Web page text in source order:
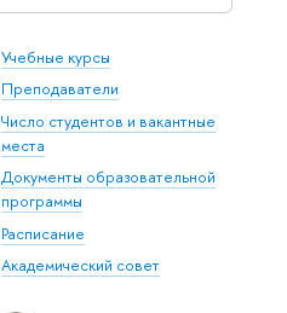
Учебные курсы
Преподаватели
Число студентов и вакантные
места
Документы образовательной
программы
Расписание
Академический совет